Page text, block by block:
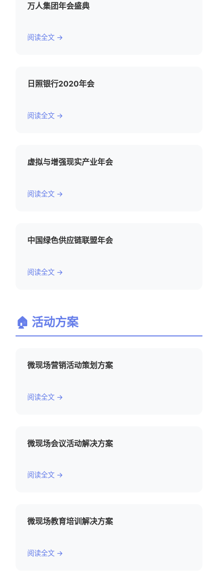
万人集团年会盛典
阅读全文 →
日照银行2020年会
阅读全文 →
虚拟与增强现实产业年会
阅读全文 →
中国绿色供应链联盟年会
阅读全文 →
🏠 活动方案
微现场营销活动策划方案
阅读全文 →
微现场会议活动解决方案
阅读全文 →
微现场教育培训解决方案
阅读全文 →